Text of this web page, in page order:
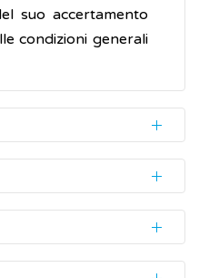
suo accertamento
condizioni generali
timo possono non
e, quindi, essere
nel corso di una
(TAC) o di
del timoma e del